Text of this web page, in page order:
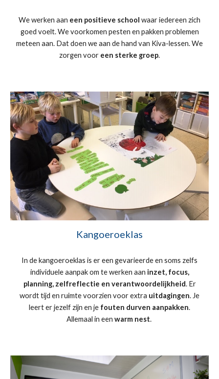
We werken aan een positieve school waar iedereen zich
goed voelt. We voorkomen pesten en pakken problemen
meteen aan. Dat doen we aan de hand van Kiva-lessen. We
zorgen voor een sterke groep.
Kangoeroeklas
In de kangoeroeklas is er een gevarieerde en soms zelfs
individuele aanpak om te werken aan inzet, focus,
planning, zelfreflectie en verantwoordelijkheid. Er
wordt tijd en ruimte voorzien voor extra uitdagingen. Je
leert er jezelf zijn en je fouten durven aanpakken.
Allemaal in een warm nest.